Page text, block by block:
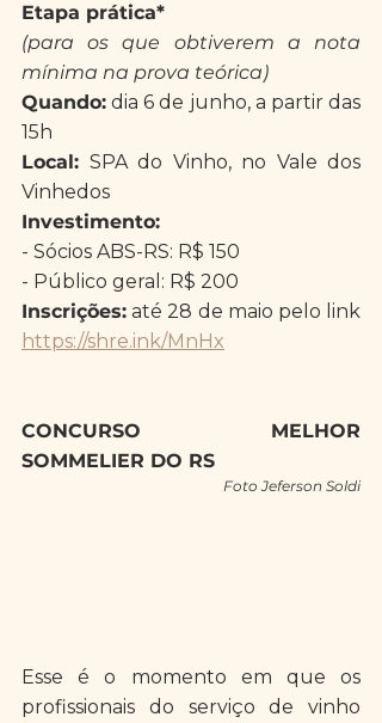
Etapa prática*
(para os que obtiverem a nota
mínima na prova teórica)
Quando: dia 6 de junho, a partir das
15h
Local: SPA do Vinho, no Vale dos
Vinhedos
Investimento:
- Sócios ABS-RS: R$ 150
- Público geral: R$ 200
Inscrições:
https://shre.ink/MnHx
CONCURSO MELHOR
SOMMELIER DO RS
Foto Jeferson Soldi
Esse é o momento em que os
profissionais do serviço de vinho